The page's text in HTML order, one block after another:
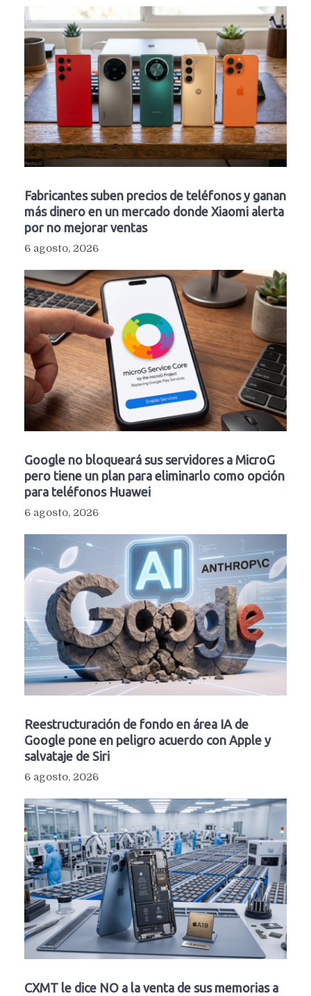
Fabricantes suben precios de teléfonos y ganan
más dinero en un mercado donde Xiaomi alerta
por no mejorar ventas
6 agosto, 2026
Google no bloqueará sus servidores a MicroG
pero tiene un plan para eliminarlo como opción
para teléfonos Huawei
6 agosto, 2026
Reestructuración de fondo en área IA de
Google pone en peligro acuerdo con Apple y
salvataje de Siri
6 agosto, 2026
CXMT le dice NO a la venta de sus memorias a